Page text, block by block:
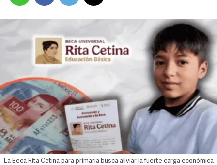
La Beca Rita Cetina para primaria busca aliviar la fuerte carga económica